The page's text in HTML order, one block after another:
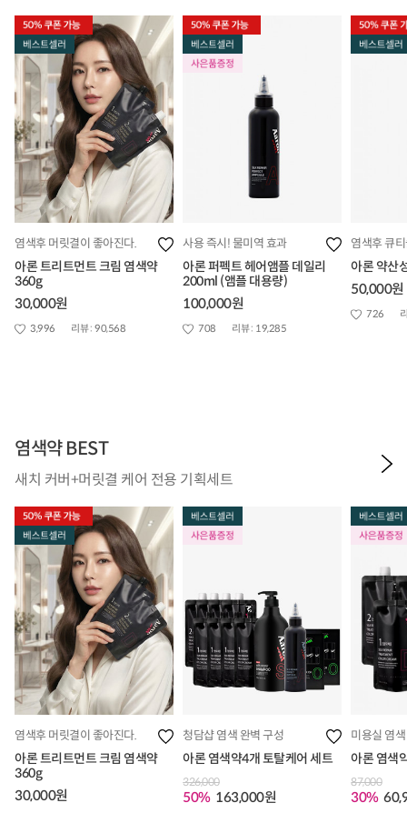
염색후 머릿결이 좋아진다.
아론 트리트먼트 크림 염색약
360g
30,000원
3,996 리뷰 : 90,568
사용 즉시! 물미역 효과
아론 퍼펙트 헤어앰플 데일리
200ml (앰플 대용량)
100,000원
708 리뷰 : 19,285
염색후 큐
아론 약산
50,000원
726
염색약 BEST
새치 커버+머릿결 케어 전용 기획세트
염색후 머릿결이 좋아진다.
아론 트리트먼트 크림 염색약
360g
30,000원
청담샵 염색 완벽 구성
아론 염색약4개 토탈케어 세트
326,000
50% 163,000원
미용실 염
아론 염색
87,000
30%